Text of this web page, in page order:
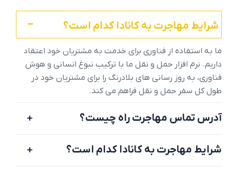
شرایط مهاجرت به کانادا کدام است؟
ما به استفاده از فناوری برای خدمت به مشتریان خود اعتقاد
داریم. نرم افزار حمل و نقل ما با ترکیب نبوغ انسانی و هوش
فناوری، به روز رسانی های بلادرنگ را برای مشتریان خود در
طول کل سفر حمل و نقل فراهم می کند.
آدرس تماس مهاجرت راه چیست؟
شرایط مهاجرت به کانادا کدام است؟